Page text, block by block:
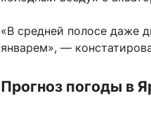
«В средней полосе даже
январем», —
Прогноз погоды в